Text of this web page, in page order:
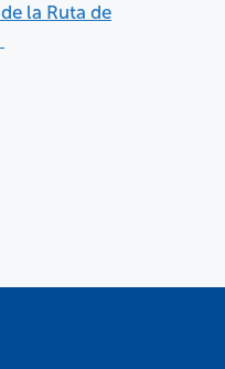
la Ruta de